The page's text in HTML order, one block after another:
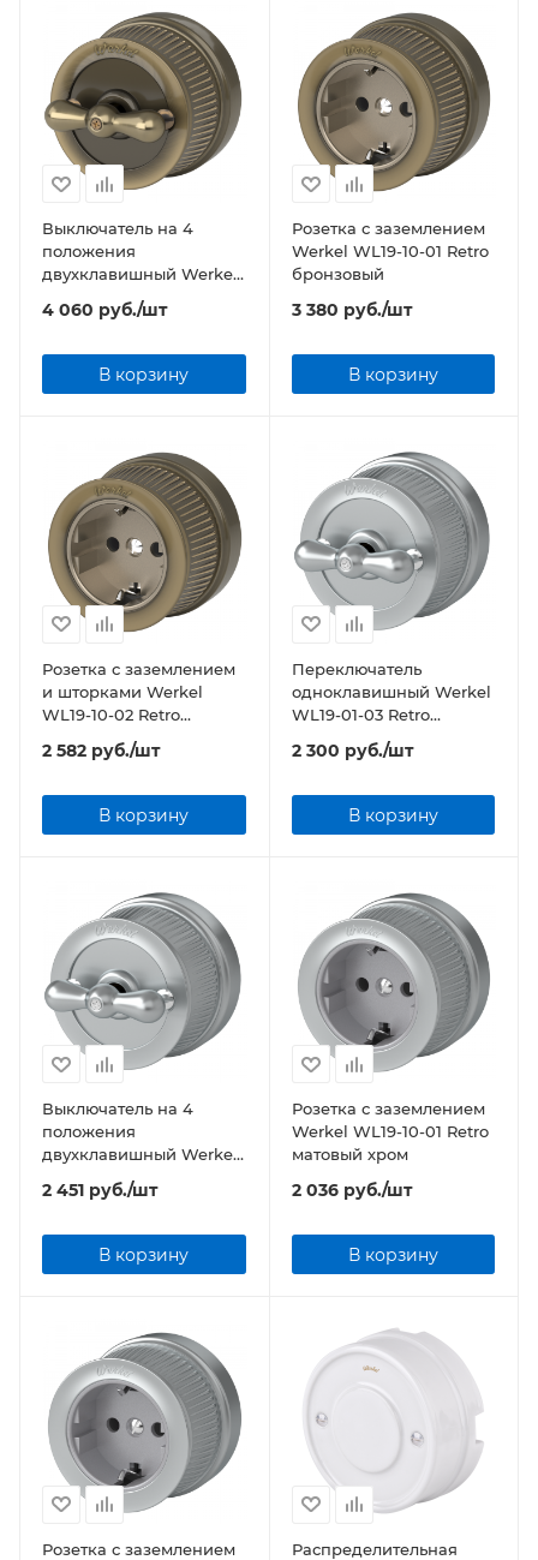
Выключатель на 4
положения
двухклавишный Werkel
WL19-01-05 Retro
бронзовый
4 060 руб./шт
В корзину
Розетка с заземлением
Werkel WL19-10-01 Retro
бронзовый
3 380 руб./шт
В корзину
Розетка с заземлением
и шторками Werkel
WL19-10-02 Retro
2 582 руб./шт
В корзину
Переключатель
одноклавишный Werkel
WL19-01-03 Retro
матовый хром
2 300 руб./шт
В корзину
Выключатель на 4
положения
двухклавишный Werkel
WL19-01-05 Retro
матовый хром
2 451 руб./шт
В корзину
Розетка с заземлением
Werkel WL19-10-01 Retro
матовый хром
2 036руб./шт
В корзину
Розетка с заземлением
Распределительная